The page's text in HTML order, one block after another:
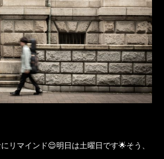
リマインド😌明日は土曜日です🌟そう、